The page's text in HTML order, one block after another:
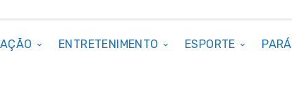
ENTRETENIMENTO ESPORTE PARÁ